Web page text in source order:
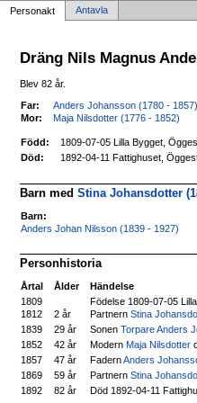
Personakt Antavla
Dräng Nils Magnus
Blev 82 år.
Far:
Anders Johansson (1780 - 1857)
Mor:
Maja Nilsdotter (1776 - 1852)
Född: 1809-07-05 Lilla Bygget,
Död:
1892-04-11 Fattighuset,
Barn medStina Johansdotter
Barn:
Anders Johan Nilsson (1839 - 1927)
Personhistoria
Årtal Ålder
Händelse
1809
Födelse 1809-07-05
1812 2 år PartnernStina
1839
29 år SonenTorpare Anders
1852
42 år ModernMaja Nilsdotter
1857
47 år FadernAnders
1869
59 år PartnernStina
1892
82 år Död 1892-04-11